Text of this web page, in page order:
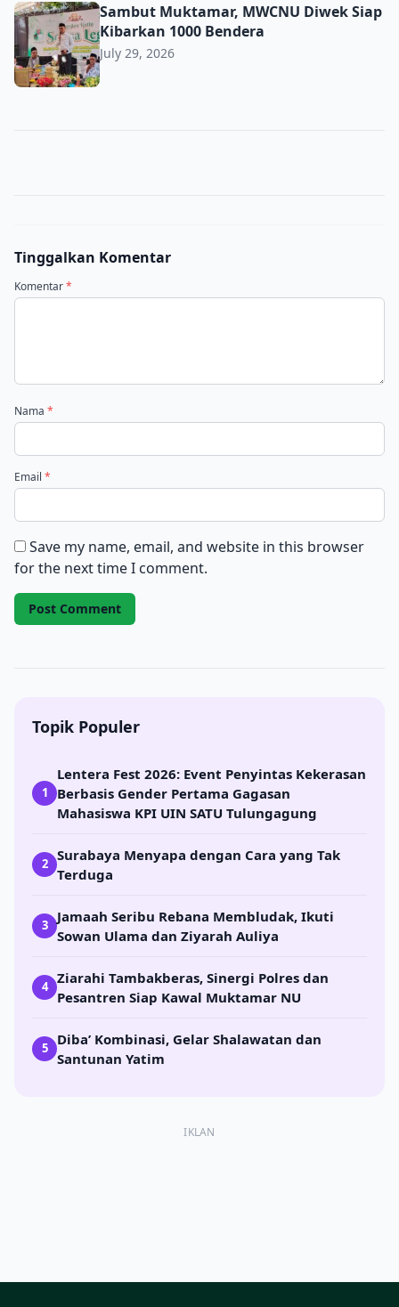
Sambut Muktamar, MWCNU Diwek Siap Kibarkan 1000
Sambut Muktamar, MWCNU Diwek Siap
Kibarkan 1000 Bendera
July 29, 2026
Tinggalkan Komentar
Komentar*
Nama *
Email *
Save my name, email, and website in this browser
for the next time I comment.
Topik Populer
1
Lentera Fest 2026: Event Penyintas Kekerasan
Berbasis Gender Pertama Gagasan
Mahasiswa KPI UIN SATU Tulungagung
2
Surabaya Menyapa dengan Cara yang Tak
Terduga
3
Jamaah Seribu Rebana Membludak, Ikuti
Sowan Ulama dan Ziyarah Auliya
4
Ziarahi Tambakberas, Sinergi Polres dan
Pesantren Siap Kawal Muktamar NU
5
Diba’ Kombinasi, Gelar Shalawatan dan
Santunan Yatim
IKLAN